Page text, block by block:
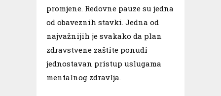
promjene. Redovne pauze su jedna
od obaveznih stavki. Jedna od
najvažnijih je svakako da plan
zdravstvene zaštite ponudi
jednostavan pristup uslugama
mentalnog zdravlja.